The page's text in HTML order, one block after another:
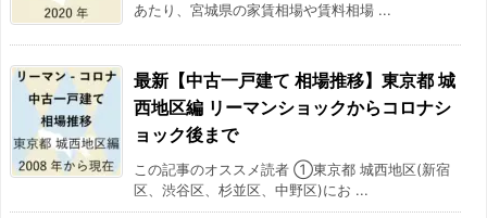
2017/11
2017/12 -8.9%
2018/01 -6.7%
2018/02 -13.1%
あたり、宮城県の家賃相場や賃料相場 ...
最新【中古一戸建て 相場推移】東京都 城
西地区編 リーマンショックからコロナシ
ョック後まで
この記事のオススメ読者 ①東京都 城西地区(新宿
区、渋谷区、杉並区、中野区)にお ...